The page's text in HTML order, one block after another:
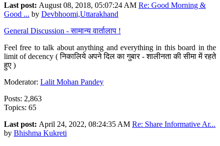
Last post: August 08, 2018, 05:07:24 AM Re: Good Morning &
Good ... by Devbhoomi,Uttarakhand
General Discussion - सामान्य वार्तालाप !
Feel free to talk about anything and everything in this board in the
limit of decency ( निकालिये अपने दिल का गुबार - शालीनता की सीमा में रहते
हुए )
Moderator: Lalit Mohan Pandey
Posts: 2,863
Topics: 65
Last post: April 24, 2022, 08:24:35 AM Re: Share Informative Ar...
by Bhishma Kukreti